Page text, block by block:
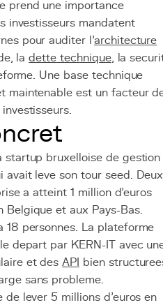
prend une importance
investisseurs mandatent
pour auditer l'architecture
ladette technique, la
Une base technique
maintenable est un facteur
startup bruxelloise de gestion
leve son tour seed. Deux
a atteint 1 million d'euros
et aux Pays-Bas.
18 personnes. La plateforme
depart par KERN-IT avec
et desAPI bien
sans probleme.
lever 5 millions d'euros en